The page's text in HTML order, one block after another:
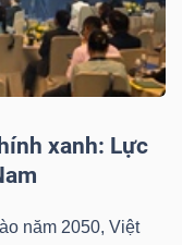
xanh: Lực
năm 2050, Việt